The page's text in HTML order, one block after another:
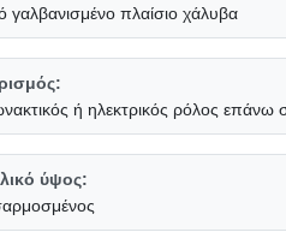
γαλβανισμένο πλαίσιο χάλυβα
ή ηλεκτρικός ρόλος επάνω
ύψος: